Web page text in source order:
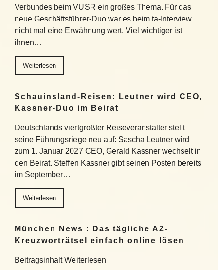
Verbundes beim VUSR ein großes Thema. Für das
neue Geschäftsführer-Duo war es beim ta-Interview
nicht mal eine Erwähnung wert. Viel wichtiger ist
ihnen…
Weiterlesen
Schauinsland-Reisen: Leutner wird CEO,
Kassner-Duo im Beirat
Deutschlands viertgrößter Reiseveranstalter stellt
seine Führungsriege neu auf: Sascha Leutner wird
zum 1. Januar 2027 CEO, Gerald Kassner wechselt in
den Beirat. Steffen Kassner gibt seinen Posten bereits
im September…
Weiterlesen
München News : Das tägliche AZ-
Kreuzworträtsel einfach online lösen
Beitragsinhalt Weiterlesen